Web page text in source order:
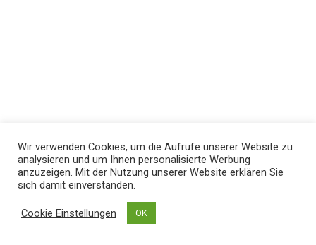
Wir verwenden Cookies, um die Aufrufe unserer Website zu
analysieren und um Ihnen personalisierte Werbung
anzuzeigen. Mit der Nutzung unserer Website erklären Sie
sich damit einverstanden.
Cookie Einstellungen OK